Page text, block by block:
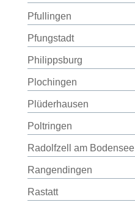
Pfullingen
Pfungstadt
Philippsburg
Plochingen
Plüderhausen
Poltringen
Radolfzell am Bodensee
Rangendingen
Rastatt